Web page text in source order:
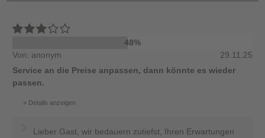
48%
Von: anonym
29.11.25
Service an die Preise anpassen, dann könnte es wieder
passen.
Details anzeigen
Lieber Gast, wir bedauern zutiefst, Ihren Erwartungen